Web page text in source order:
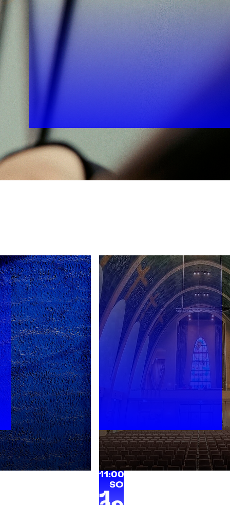
11:00 Uhr | Heilig Kreuz
1.
SO